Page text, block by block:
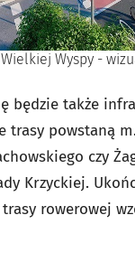
Wyspy -
będzie także
trasy powstaną
czy
Krzyckiej.
rowerowej